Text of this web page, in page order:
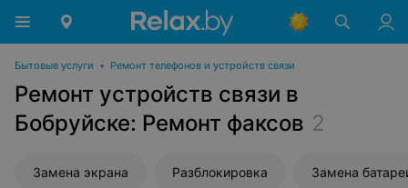
Бытовые услуги • Ремонт телефонов и устройств связи
Ремонт устройств связи в
Бобруйске: Ремонт факсов 2
Замена экрана Разблокировка Замена